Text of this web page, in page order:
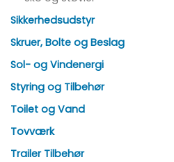
Sikkerhedsudstyr
Skruer, Bolte og Beslag
Sol- og Vindenergi
Styring og Tilbehør
Toilet og Vand
Tovværk
Trailer Tilbehør